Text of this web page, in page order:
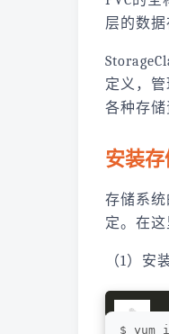
层的数据
定义，
各种存
安装
存储系统
定。在这
（1）安
$